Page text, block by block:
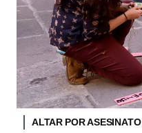
ALTAR POR